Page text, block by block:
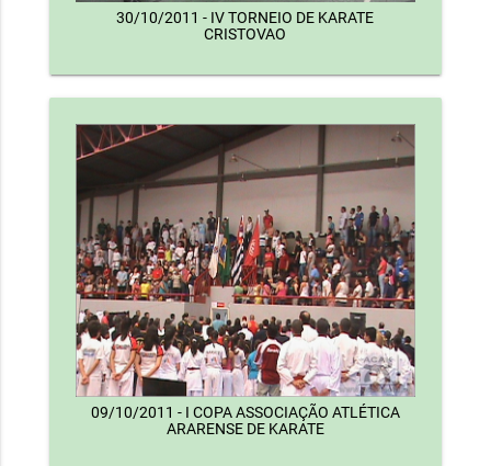
30/10/2011 - IV TORNEIO DE KARATE
CRISTOVAO
09/10/2011 - I COPA ASSOCIAÇÃO ATLÉTICA
ARARENSE DE KARATE